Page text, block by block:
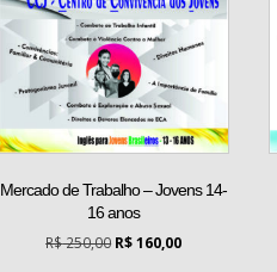
Mercado de Trabalho – Jovens 14-
16 anos
R$250,00 O
R$160,00O